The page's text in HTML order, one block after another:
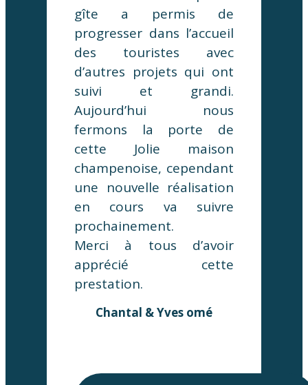
gîte a permis de
progresser dans l’accueil
des touristes avec
d’autres projets qui ont
suivi et grandi.
Aujourd’hui nous
fermons la porte de
cette Jolie maison
champenoise, cependant
une nouvelle réalisation
en cours va suivre
prochainement.
Merci à tous d’avoir
apprécié cette
prestation.
Chantal & Yves omé